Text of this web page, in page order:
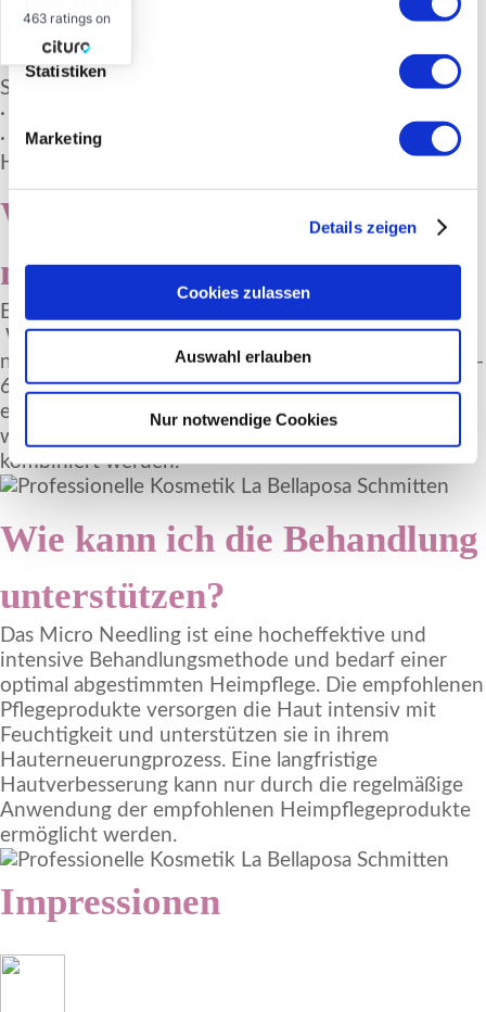
Statistiken
Marketing
Details zeigen
Cookies zulassen
Auswahl erlauben
Nur notwendige Cookies
· Regeneration gealterter Haut
· Verbesserung von Narben verschiedener Art
· Reduktion von Dehnungs- und
Schwangerschaftsstreifen
· Aufhellung von Pigmentstörungen
· Porenverkleinerung und Verfeinerung des
Hautbildes
Wieviele Behandlungen sind
notwendig?
Erste spürbare Ergebnisse stellen sich nach ca. 2-3
Wochen nach der ersten Behandlung ein. Um
nachhaltig die Hautstruktur zu verbessern werden 3-
6 Behandlungen im Abstand von jeweils 4 Wochen
empfohlen. Je nach Hautzustand können auch
weitere apparative Anwendungen erfolgreich
kombiniert werden.
Wie kann ich die Behandlung
unterstützen?
Das Micro Needling ist eine hocheffektive und
intensive Behandlungsmethode und bedarf einer
optimal abgestimmten Heimpflege. Die empfohlenen
Pflegeprodukte versorgen die Haut intensiv mit
Feuchtigkeit und unterstützen sie in ihrem
Hauterneuerungprozess. Eine langfristige
Hautverbesserung kann nur durch die regelmäßige
Anwendung der empfohlenen Heimpflegeprodukte
ermöglicht werden.
Impressionen
463 ratings on